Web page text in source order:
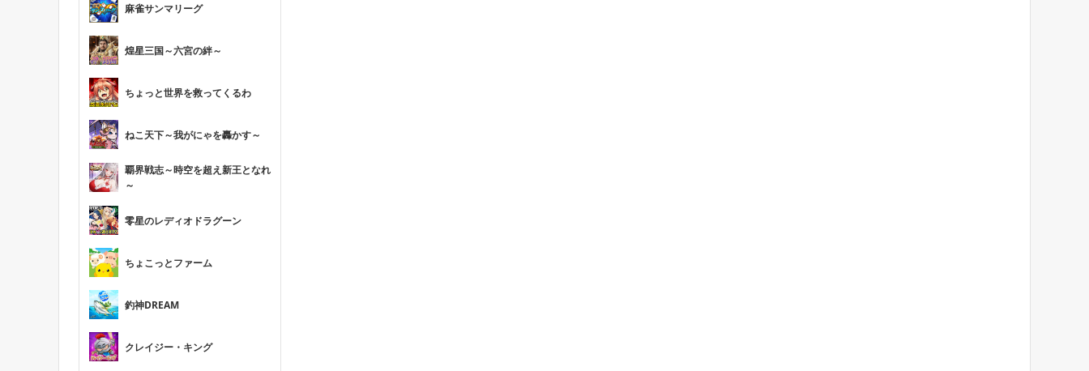
麻雀サンマリーグ
煌星三国～六宮の絆～
ちょっと世界を救ってくるわ
ねこ天下～我がにゃを轟かす～
覇界戦志～時空を超え新王となれ
～
零星のレディオドラグーン
ちょこっとファーム
釣神DREAM
クレイジー・キング